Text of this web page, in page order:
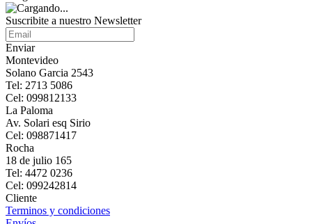
Suscribite a nuestro Newsletter
Enviar
Montevideo
Solano Garcia 2543
Tel: 2713 5086
Cel: 099812133
La Paloma
Av. Solari esq Sirio
Cel: 098871417
Rocha
18 de julio 165
Tel: 4472 0236
Cel: 099242814
Cliente
Terminos y condiciones